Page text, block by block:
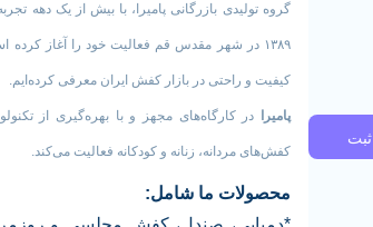
ثبت
گروه تولیدی بازرگانی پامیرا، با بیش از یک
۱۳۸۹ در شهر مقدس قم فعالیت خود را آغاز کرده
کیفیت و راحتی در بازار کفش ایران معرفی کرده‌ایم.
پامیرا در کارگاه‌های مجهز و با بهره‌گیری از
کفش‌های مردانه، زنانه و کودکانه فعالیت می‌کند.
محصولات ما شامل: